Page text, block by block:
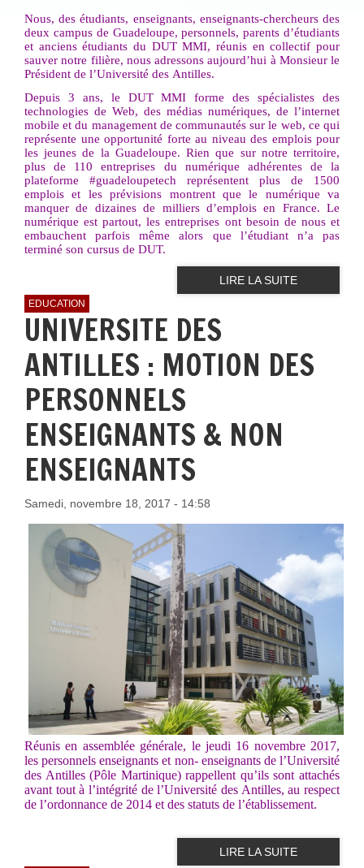
Nous, des étudiants, enseignants, enseignants-chercheurs des
deux campus de Guadeloupe, personnels, parents d’étudiants
et anciens étudiants du DUT MMI, réunis en collectif pour
sauver notre filière, nous adressons aujourd’hui à Monsieur le
Président de l’Université des Antilles.
Depuis 3 ans, le DUT MMI forme des spécialistes des
technologies de Web, des médias numériques, de l’internet
mobile et du management de communautés sur le web, ce qui
représente une opportunité forte au niveau des emplois pour
les jeunes de la Guadeloupe. Rien que sur notre territoire,
plus de 110 entreprises du numérique adhérentes de la
plateforme #guadeloupetech représentent plus de 1500
emplois et les prévisions montrent que le numérique va
manquer de dizaines de milliers d’emplois en France. Le
numérique est partout, les entreprises ont besoin de nous et
embauchent parfois même alors
que l’étudiant n’a
pas
terminé son cursus de DUT.
LIRE LA SUITE
EDUCATION
UNIVERSITE DES
ANTILLES : MOTION DES
PERSONNELS
ENSEIGNANTS & NON
ENSEIGNANTS
Samedi, novembre 18, 2017 - 14:58
Réunis en assemblée générale, le jeudi 16 novembre 2017,
les personnels enseignants et non- enseignants de l’Université
des Antilles (Pôle Martinique) rappellent qu’ils sont attachés
avant tout à l’intégrité de l’Université des Antilles, au respect
de l’ordonnance de 2014 et des statuts de l’établissement.
LIRE LA SUITE